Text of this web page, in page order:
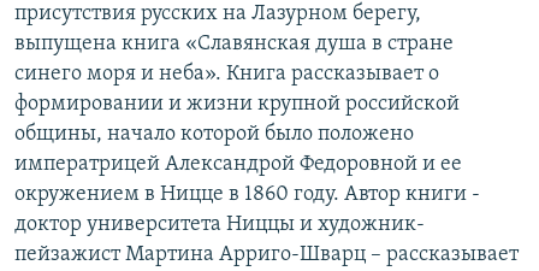
поиску
СЕВЕР.РЕАЛИИ
СИБИРЬ.РЕАЛИИ
РАСПИСАНИЕ ВЕЩАНИЯ
ПОДПИШИТЕСЬ НА РАССЫЛКУ
СОЦИАЛЬНЫЕ СЕТИ
присутствия русских на Лазурном берегу,
выпущена книга «Славянская душа в стране
синего моря и неба». Книга рассказывает о
формировании и жизни крупной российской
общины, начало которой было положено
императрицей Александрой Федоровной и ее
окружением в Ницце в 1860 году. Автор книги -
доктор университета Ниццы и художник-
пейзажист Мартина Арриго-Шварц – рассказывает